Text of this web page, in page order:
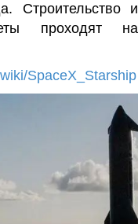
Строительство и
проходят на
SpaceX_Starship